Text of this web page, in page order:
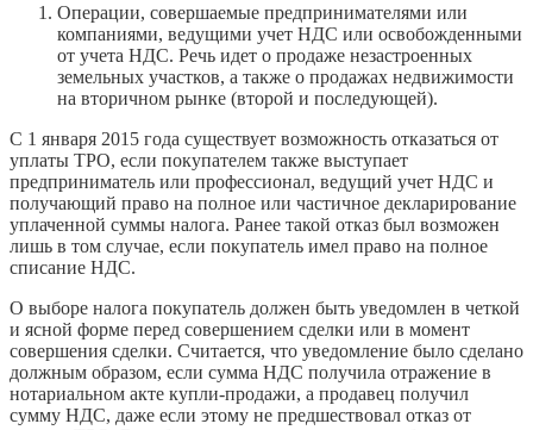
Операции, совершаемые предпринимателями или
компаниями, ведущими учет НДС или освобожденными
от учета НДС. Речь идет о продаже незастроенных
земельных участков, а также о продажах недвижимости
на вторичном рынке (второй и последующей).
С 1 января 2015 года существует возможность отказаться от
уплаты TPO, если покупателем также выступает
предприниматель или профессионал, ведущий учет НДС и
получающий право на полное или частичное декларирование
уплаченной суммы налога. Ранее такой отказ был возможен
лишь в том случае, если покупатель имел право на полное
списание НДС.
О выборе налога покупатель должен быть уведомлен в четкой
и ясной форме перед совершением сделки или в момент
совершения сделки. Считается, что уведомление было сделано
должным образом, если сумма НДС получила отражение в
нотариальном акте купли-продажи, а продавец получил
сумму НДС, даже если этому не предшествовал отказ от